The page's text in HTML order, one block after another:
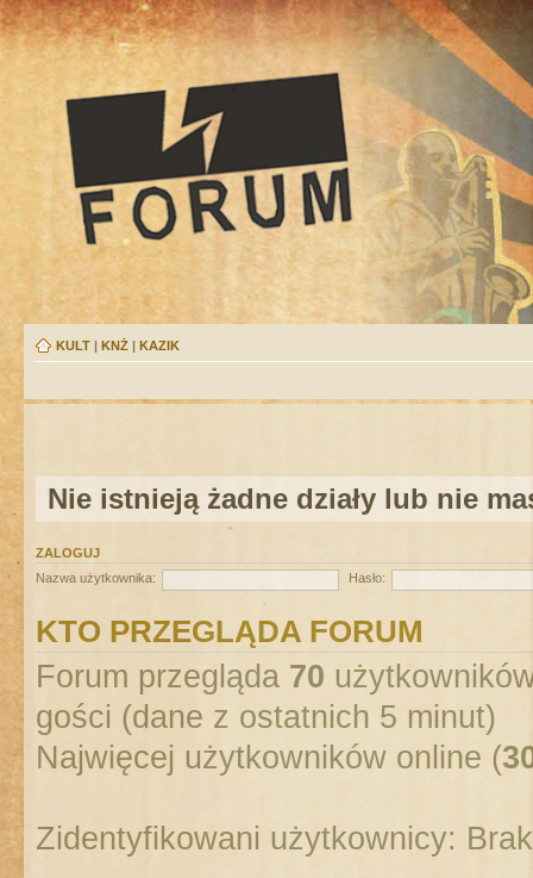
KULT | KNŻ | KAZIK
Nie istnieją żadne działy lub nie
ZALOGUJ
Nazwa użytkownika:
Hasło:
KTO PRZEGLĄDA FORUM
Forum przegląda 70
gości (dane z ostatnich 5 minut)
Najwięcej użytkowników online (
Zidentyfikowani użytkownicy: